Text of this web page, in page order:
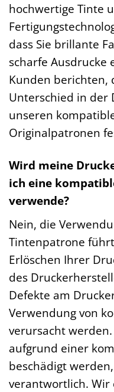
hochwertige Tinte
dass Sie brillante
scharfe Ausdrucke
Kunden berichten,
Unterschied in der
unseren
Originalpatronen
Wird meine
ich eine
verwende?
Nein, die
Tintenpatrone
Erlöschen Ihrer
des
Defekte am
Verwendung von
verursacht
aufgrund einer
beschädigt
verantwortlich. Wir